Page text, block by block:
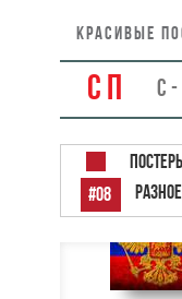
СП
красивые
Микро
Постеры
#08